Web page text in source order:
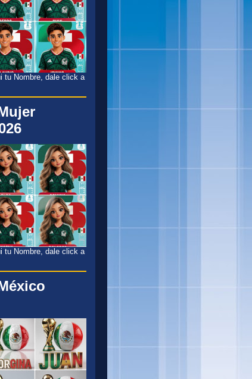
tu Nombre, dale click a
tu Nombre, dale click a